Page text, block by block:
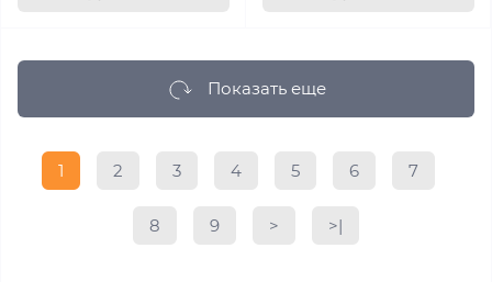
Показать еще
1 2 3 4 5 6 7
8 9 > >|